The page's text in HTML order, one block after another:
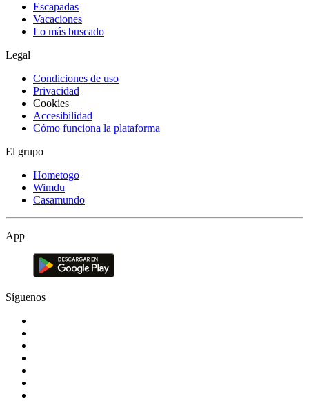
Escapadas
Vacaciones
Lo más buscado
Legal
Condiciones de uso
Privacidad
Cookies
Accesibilidad
Cómo funciona la plataforma
El grupo
Hometogo
Wimdu
Casamundo
App
Síguenos